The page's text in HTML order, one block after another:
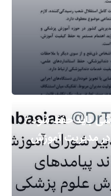
باید حفظ شود /
مدیریت آموزش